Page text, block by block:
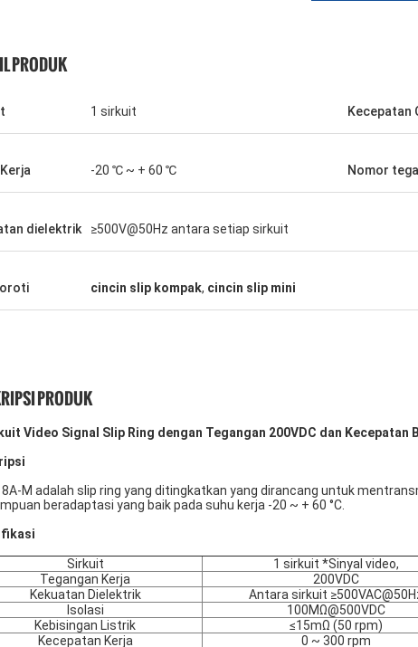
PRODUK
1 sirkuit Kecepatan
-20 ℃ ~ + 60 ℃ Nomor
dielektrik ≥500V@50Hz antara setiap sirkuit
cincin slip kompak, cincin slip mini
PRODUK
Video Signal Slip Ring dengan Tegangan 200VDC dan
M adalah slip ring yang ditingkatkan yang dirancang untuk
beradaptasi yang baik pada suhu kerja -20 ~ + 60 °C.
Sirkuit
1 sirkuit *Sinyal video,
Tegangan Kerja
200VDC
Kekuatan Dielektrik
Antara sirkuit
Isolasi
100MΩ@500VDC
Kebisingan Listrik
≤15mΩ (50 rpm)
Kecepatan Kerja
0 ~ 300 rpm